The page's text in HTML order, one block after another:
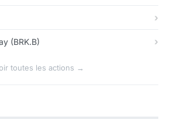
(BRK.B)
toutes les actions →